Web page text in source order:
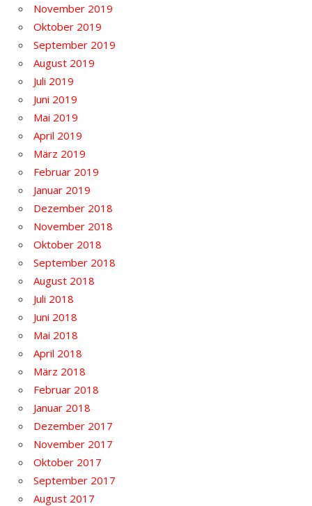
November 2019
Oktober 2019
September 2019
August 2019
Juli 2019
Juni 2019
Mai 2019
April 2019
März 2019
Februar 2019
Januar 2019
Dezember 2018
November 2018
Oktober 2018
September 2018
August 2018
Juli 2018
Juni 2018
Mai 2018
April 2018
März 2018
Februar 2018
Januar 2018
Dezember 2017
November 2017
Oktober 2017
September 2017
August 2017